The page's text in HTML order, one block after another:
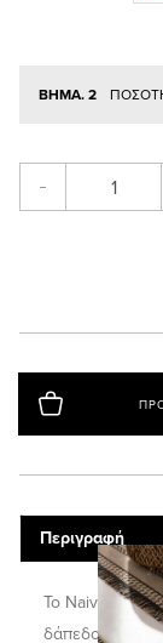
ΒΗΜΑ. 2
-
Περιγραφή
Το Naivete
δάπεδο, το